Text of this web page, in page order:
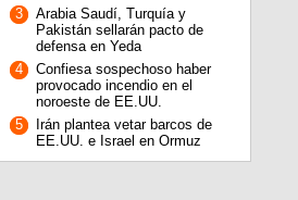
3
Arabia Saudí, Turquía y
Pakistán sellarán pacto de
defensa en Yeda
4
Confiesa sospechoso haber
provocado incendio en el
noroeste de EE.UU.
5
Irán plantea vetar barcos de
EE.UU. e Israel en Ormuz